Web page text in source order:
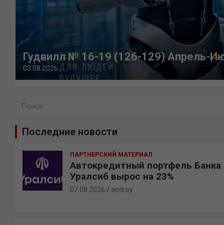
Гудвилл № 16-19 (126-129) Апрель-
03.08.2026
Последние новости
ПАРТНЕРСКИЙ МАТЕРИАЛ
Автокредитный портфель Банка
Уралсиб вырос на 23%
07.08.2026 andrey